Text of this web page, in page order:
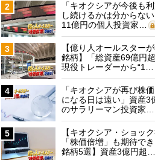
2
「キオクシアが今後も
し続けるかは分からな
11億円の個人投資家…
3
【億り人オールスター
銘柄】「総資産69億円
現役トレーダーから“1…
4
「キオクシアが再び株
になる日は遠い」資産3
のサラリーマン投資家…
5
【キオクシア・ショッ
「株価倍増」も期待で
銘柄5選】資産3億円超…